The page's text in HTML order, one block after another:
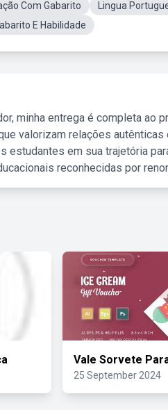
Com Gabarito
Lingua
E Habilidade
minha entrega é completa ao
valorizam relações
estudantes em sua trajetória
reconhecidas por
Vale Sorvete
25 September 2024